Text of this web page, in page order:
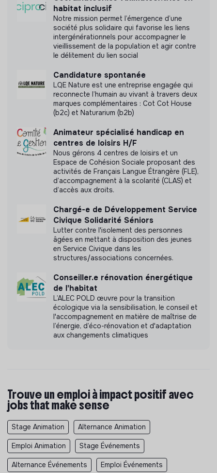
habitat inclusif
Notre mission permet l’émergence d’une
société plus solidaire qui favorise les liens
intergénérationnels pour accompagner le
vieillissement de la population et agir contre
le délitement du lien social
Candidature spontanée
LQE Nature est une entreprise engagée qui
reconnecte l’humain au vivant à travers deux
marques complémentaires : Cot Cot House
(b2c) et Naturarium (b2b)
Animateur spécialisé handicap en
centres de loisirs H/F
Nous gérons 4 centres de loisirs et un
Espace de Cohésion Sociale proposant des
activités de Français Langue Étrangère (FLE),
d’accompagnement à la scolarité (CLAS) et
d’accès aux droits.
Chargé-e de Développement Service
Civique Solidarité Séniors
Lutter contre l'isolement des personnes
âgées en mettant à disposition des jeunes
en Service Civique dans les
structures/associations concernées.
Conseiller.e rénovation énergétique
de l'habitat
L’ALEC POLD œuvre pour la transition
écologique via la sensibilisation, le conseil et
l'accompagnement en matière de maîtrise de
l’énergie, d’éco-rénovation et d'adaptation
aux changements climatiques
Trouve un emploi à impact positif avec
jobs that make sense
Stage Animation Alternance Animation
Emploi Animation Stage Événements
Alternance Événements Emploi Événements